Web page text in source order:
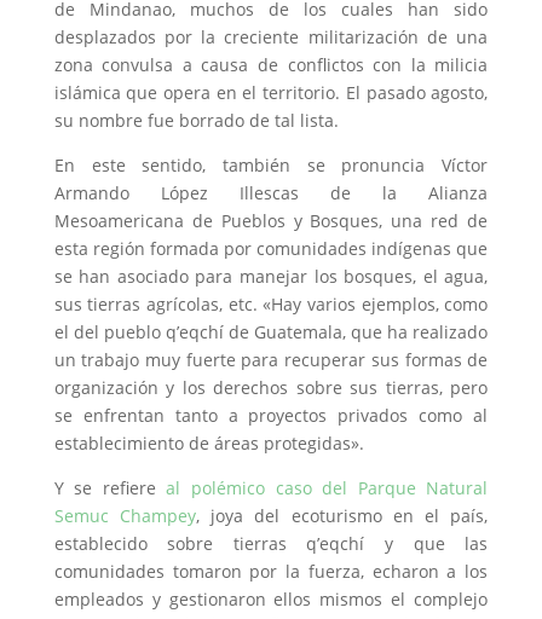
de Mindanao, muchos de los cuales han sido
desplazados por la creciente militarización de una
zona convulsa a causa de conflictos con la milicia
islámica que opera en el territorio. El pasado agosto,
su nombre fue borrado de tal lista.
En este sentido, también se pronuncia Víctor
Armando López Illescas de la Alianza
Mesoamericana de Pueblos y Bosques, una red de
esta región formada por comunidades indígenas que
se han asociado para manejar los bosques, el agua,
sus tierras agrícolas, etc. «Hay varios ejemplos, como
el del pueblo q’eqchí de Guatemala, que ha realizado
un trabajo muy fuerte para recuperar sus formas de
organización y los derechos sobre sus tierras, pero
se enfrentan tanto a proyectos privados como al
establecimiento de áreas protegidas».
Y se refiereal polémico caso del Parque Natural
Semuc Champey, joya del ecoturismo en el país,
establecido sobre tierras q’eqchí y que las
comunidades tomaron por la fuerza, echaron a los
empleados y gestionaron ellos mismos el complejo